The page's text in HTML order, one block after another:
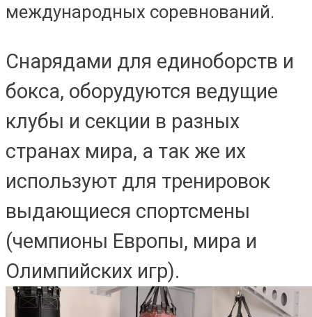
международных соревнований.
Cнарядами для единоборств и
бокса, оборудуются ведущие
клубы и секции в разных
странах мира, а так же их
используют для тренировок
выдающиеся спортсмены
(чемпионы Европы, мира и
Олимпийских игр).